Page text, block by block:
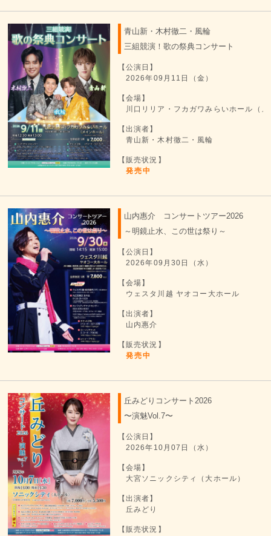
青山新・木村徹二・風輪
三組競演！歌の祭典コンサート
【公演日】
2026年09月11日（金）
【会場】
川口リリア・フカガワみらいホール（
【出演者】
青山新・木村徹二・風輪
【販売状況】
発売中
山内惠介 コンサートツアー2026
～明鏡止水、この世は祭り～
【公演日】
2026年09月30日（水）
【会場】
ウェスタ川越 ヤオコー大ホール
【出演者】
山内惠介
【販売状況】
発売中
丘みどりコンサート2026
〜演魅Vol.7〜
【公演日】
2026年10月07日（水）
【会場】
大宮ソニックシティ（大ホール）
【出演者】
丘みどり
【販売状況】